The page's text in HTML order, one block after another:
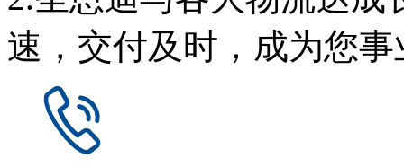
速，交付及时，成为您